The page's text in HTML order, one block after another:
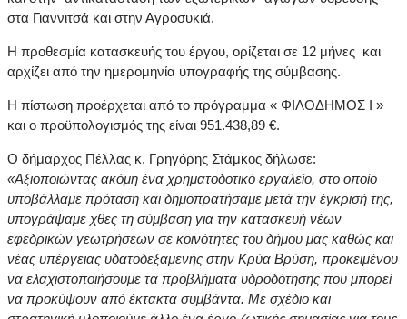
στα Γιαννιτσά και στην Αγροσυκιά.
Η προθεσμία κατασκευής του έργου, ορίζεται σε 12 μήνες και
αρχίζει από την ημερομηνία υπογραφής της σύμβασης.
Η πίστωση προέρχεται από το πρόγραμμα « ΦΙΛΟΔΗΜΟΣ Ι »
και ο προϋπολογισμός της είναι 951.438,89 €.
Ο δήμαρχος Πέλλας κ. Γρηγόρης Στάμκος δήλωσε:
«Αξιοποιώντας ακόμη ένα χρηματοδοτικό εργαλείο, στο οποίο
υποβάλλαμε πρόταση και δημοπρατήσαμε μετά την έγκρισή της,
υπογράψαμε χθες τη σύμβαση για την κατασκευή νέων
εφεδρικών γεωτρήσεων σε κοινότητες του δήμου μας καθώς και
νέας υπέργειας υδατοδεξαμενής στην Κρύα Βρύση, προκειμένου
να ελαχιστοποιήσουμε τα προβλήματα υδροδότησης που μπορεί
να προκύψουν από έκτακτα συμβάντα. Με σχέδιο και